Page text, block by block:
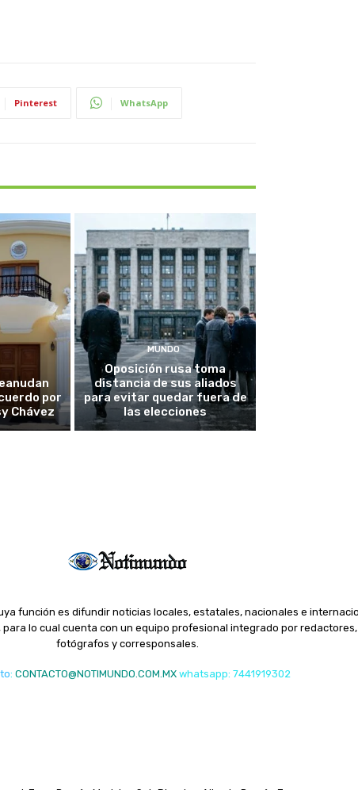
Pinterest WhatsApp
por
Chávez
MUNDO
Oposición rusa toma
distancia de sus aliados
para evitar quedar fuera de
las elecciones
función es difundir noticias locales, estatales, nacionales e
lo cual cuenta con un equipo profesional integrado por
fotógrafos y corresponsales.
: CONTACTO@NOTIMUNDO.COM.MX whatsapp: 7441919302